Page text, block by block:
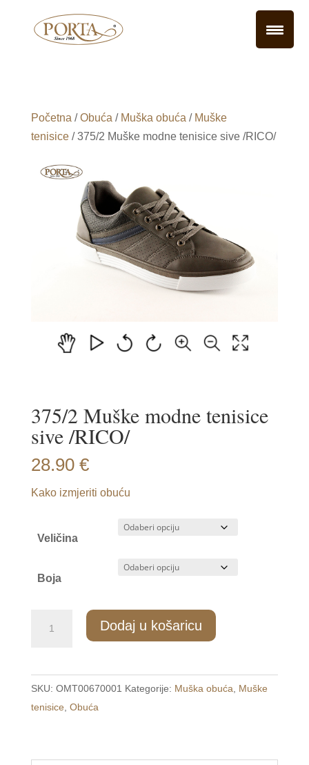
Početna /Obuća / Muška obuća / Muške
tenisice/ 375/2 Muške modne tenisice sive /RICO/
375/2 Muške modne tenisice
sive /RICO/
28.90 €
Kako izmjeriti obuću
Veličina
Boja
tenisice
sive
/RICO/
Dodaj u košaricu
SKU: OMT00670001 Kategorije: Muška obuća
Muške
tenisice Obuća